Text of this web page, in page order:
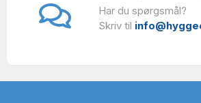
Har du spørgsmål?
Skriv til